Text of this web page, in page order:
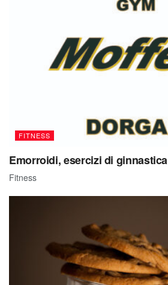
FITNESS
Emorroidi, esercizi di ginnastica
Fitness